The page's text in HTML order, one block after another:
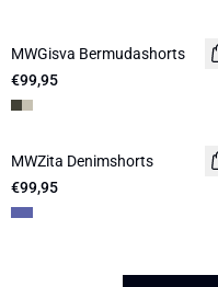
MWGisva Bermudashorts
€99,95
MWZita Denimshorts
€99,95